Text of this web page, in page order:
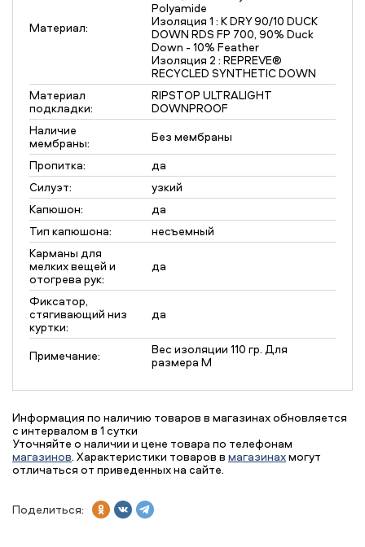
Материал:
Polyamide
Изоляция 1 : K DRY 90/10 DUCK
DOWN RDS FP 700, 90% Duck
Down - 10% Feather
Изоляция 2 : REPREVE®
RECYCLED SYNTHETIC DOWN
Материал
подкладки:
RIPSTOP ULTRALIGHT
DOWNPROOF
Наличие
мембраны:
Без мембраны
Пропитка:
да
Силуэт:
узкий
Капюшон:
да
Тип капюшона:
несъемный
Карманы для
мелких вещей и
отогрева рук:
да
Фиксатор,
стягивающий низ
куртки:
да
Примечание:
Вес изоляции 110 гр. Для
размера М
Информация по наличию товаров в магазинах обновляется
с интервалом в 1 сутки
Уточняйте о наличии и цене товара по телефонам
магазинов. Характеристики товаров в магазинахмогут
отличаться от приведенных на сайте.
Поделиться: